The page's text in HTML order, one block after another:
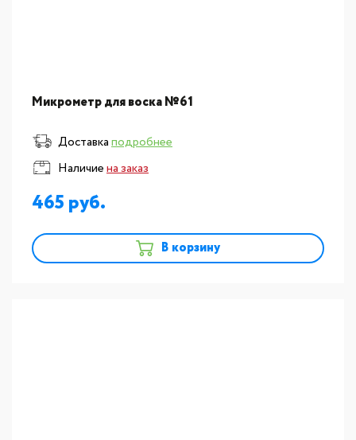
Микрометр для воска №61
Доставкаподробнее
Наличиена заказ
465
В корзину